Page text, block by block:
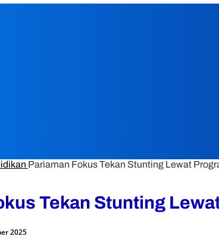
Pariaman Fokus Tekan Stunting Lewat
Tekan Stunting
2025